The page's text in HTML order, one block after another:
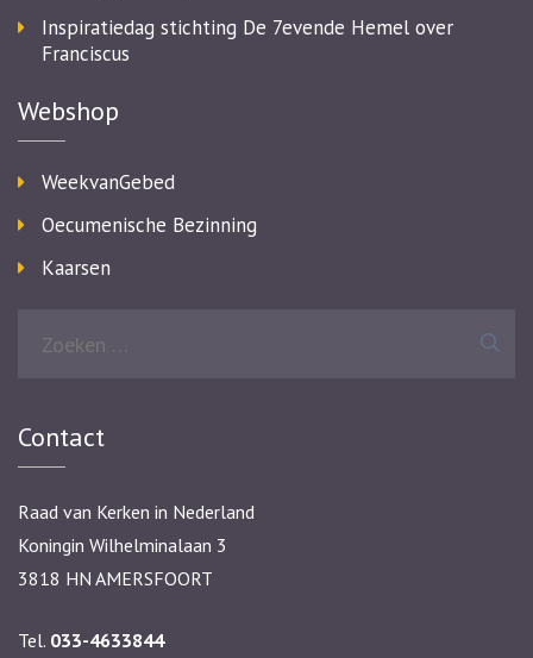
Inspiratiedag stichting De 7evende Hemel over
Franciscus
Webshop
WeekvanGebed
Oecumenische Bezinning
Kaarsen
Contact
Raad van Kerken in Nederland
Koningin Wilhelminalaan 3
3818 HN AMERSFOORT
Tel. 033-4633844